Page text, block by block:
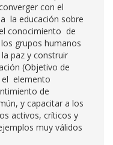
con el
la educación sobre
conocimiento de
grupos humanos
paz y construir
(Objetivo de
el elemento
de
y capacitar a los
activos, críticos y
muy válidos